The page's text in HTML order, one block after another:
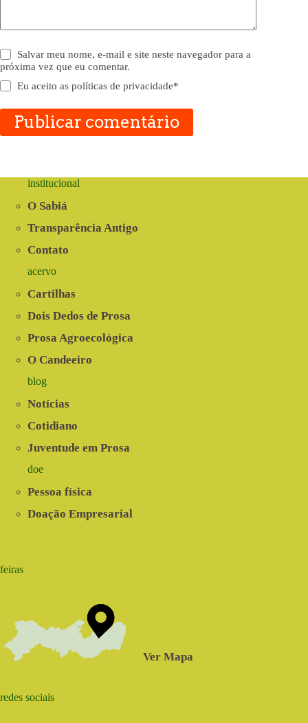
Salvar meu nome, e-mail e site neste navegador para a
próxima vez que eu comentar.
Eu aceito aspolíticas de privacidade*
Publicar comentário
institucional
O Sabiá
Transparência Antigo
Contato
acervo
Cartilhas
Dois Dedos de Prosa
Prosa Agroecológica
O Candeeiro
blog
Notícias
Cotidiano
Juventude em Prosa
doe
Pessoa física
Doação Empresarial
feiras
Ver Mapa
redes sociais